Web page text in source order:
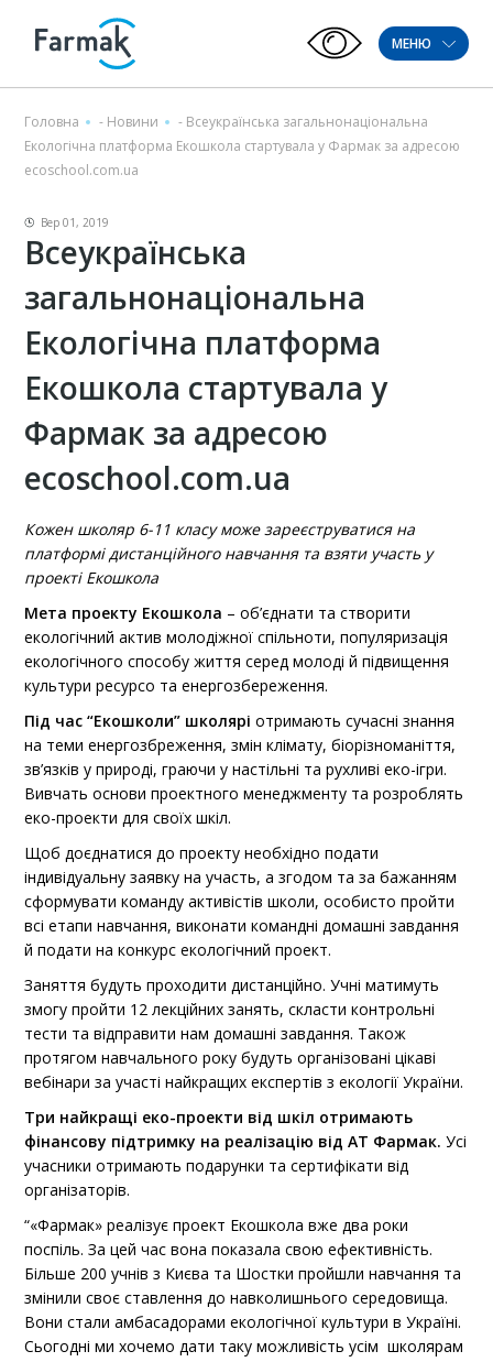
МЕНЮ
Головна - Новини - Всеукраїнська загальнонаціональна
Екологічна платформа Екошкола стартувала у Фармак за адресою
ecoschool.com.ua
Вер 01, 2019
Всеукраїнська
загальнонаціональна
Екологічна платформа
Екошкола стартувала у
Фармак за адресою
ecoschool.com.ua
Кожен школяр 6-11 класу може зареєструватися на
платформі дистанційного навчання та взяти участь у
проекті Екошкола
Мета проекту Екошкола – об’єднати та створити
екологічний актив молодіжної спільноти, популяризація
екологічного способу життя серед молоді й підвищення
культури ресурсо та енергозбереження.
Під час “Екошколи” школяріотримають сучасні знання
на теми енергозбреження, змін клімату, біорізноманіття,
зв’язків у природі, граючи у настільні та рухливі еко-ігри.
Вивчать основи проектного менеджменту та розроблять
еко-проекти для своїх шкіл.
Щоб доєднатися до проекту необхідно подати
індивідуальну заявку на участь, а згодом та за бажанням
сформувати команду активістів школи, особисто пройти
всі етапи навчання, виконати командні домашні завдання
й подати на конкурс екологічний проект.
Заняття будуть проходити дистанційно. Учні матимуть
змогу пройти 12 лекційних занять, скласти контрольні
тести та відправити нам домашні завдання. Також
протягом навчального року будуть організовані цікаві
вебінари за участі найкращих експертів з екології України.
Три найкращі еко-проекти від шкіл отримають
фінансову підтримку на реалізацію від АТ Фармак. Усі
учасники отримають подарунки та сертифікати від
організаторів.
“«Фармак» реалізує проект Екошкола вже два роки
поспіль. За цей час вона показала свою ефективність.
Більше 200 учнів з Києва та Шостки пройшли навчання та
змінили своє ставлення до навколишнього середовища.
Вони стали амбасадорами екологічної культури в Україні.
Сьогодні ми хочемо дати таку можливість усім школярам